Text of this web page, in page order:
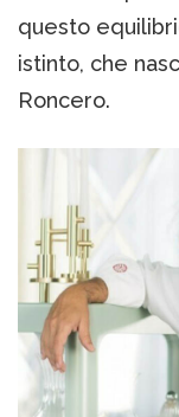
questo
istinto, che
Roncero.